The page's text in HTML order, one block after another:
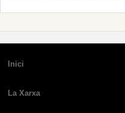
Inici
La Xarxa